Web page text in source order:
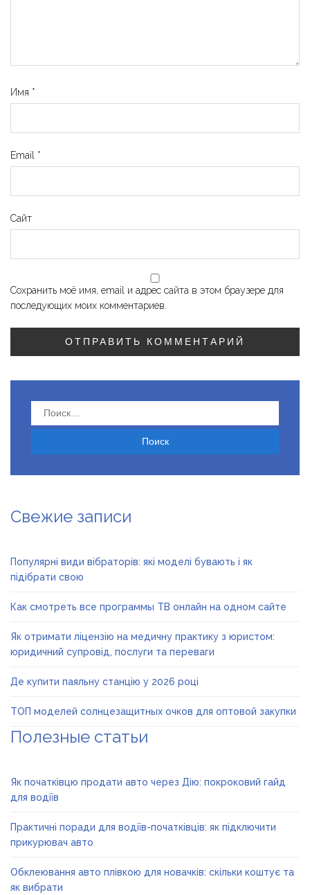
Имя *
Email *
Сайт
Сохранить моё имя, email и адрес сайта в этом браузере для
последующих моих комментариев.
Найти:
Свежие записи
Популярні види вібраторів: які моделі бувають і як
підібрати свою
Как смотреть все программы ТВ онлайн на одном сайте
Як отримати ліцензію на медичну практику з юристом:
юридичний супровід, послуги та переваги
Де купити паяльну станцію у 2026 році
ТОП моделей солнцезащитных очков для оптовой закупки
Полезные статьи
Як початківцю продати авто через Дію: покроковий гайд
для водіїв
Практичні поради для водіїв-початківців: як підключити
прикурювач авто
Обклеювання авто плівкою для новачків: скільки коштує та
як вибрати